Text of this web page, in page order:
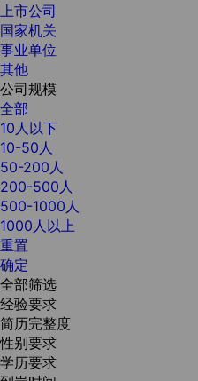
上市公司
国家机关
事业单位
其他
公司规模
全部
10人以下
10-50人
50-200人
200-500人
500-1000人
1000人以上
重置
确定
全部筛选
经验要求
简历完整度
性别要求
学历要求